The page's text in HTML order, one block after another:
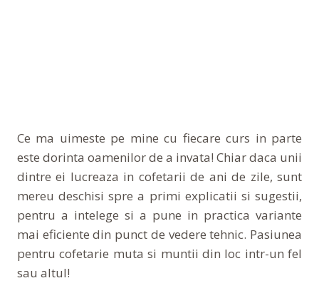
Ce ma uimeste pe mine cu fiecare curs in parte
este dorinta oamenilor de a invata! Chiar daca unii
dintre ei lucreaza in cofetarii de ani de zile, sunt
mereu deschisi spre a primi explicatii si sugestii,
pentru a intelege si a pune in practica variante
mai eficiente din punct de vedere tehnic. Pasiunea
pentru cofetarie muta si muntii din loc intr-un fel
sau altul!